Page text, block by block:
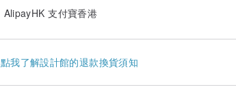
AlipayHK 支付寶香港
點我了解設計館的退款換貨須知